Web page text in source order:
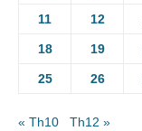
11 12
18 19
25 26
« Th10 Th12 »